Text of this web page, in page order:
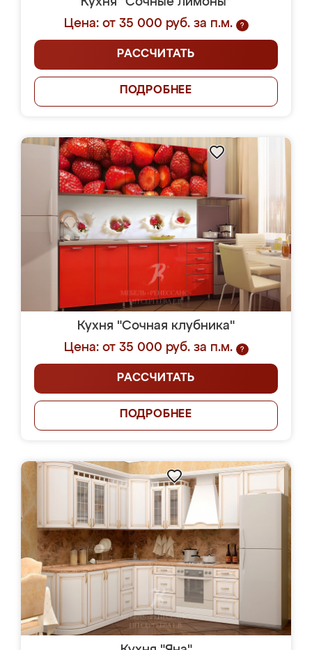
Цена: от 35 000 руб. за п.м.
?
РАССЧИТАТЬ
ПОДРОБНЕЕ
Кухня "Сочная клубника"
Цена: от 35 000 руб. за п.м.
?
РАССЧИТАТЬ
ПОДРОБНЕЕ